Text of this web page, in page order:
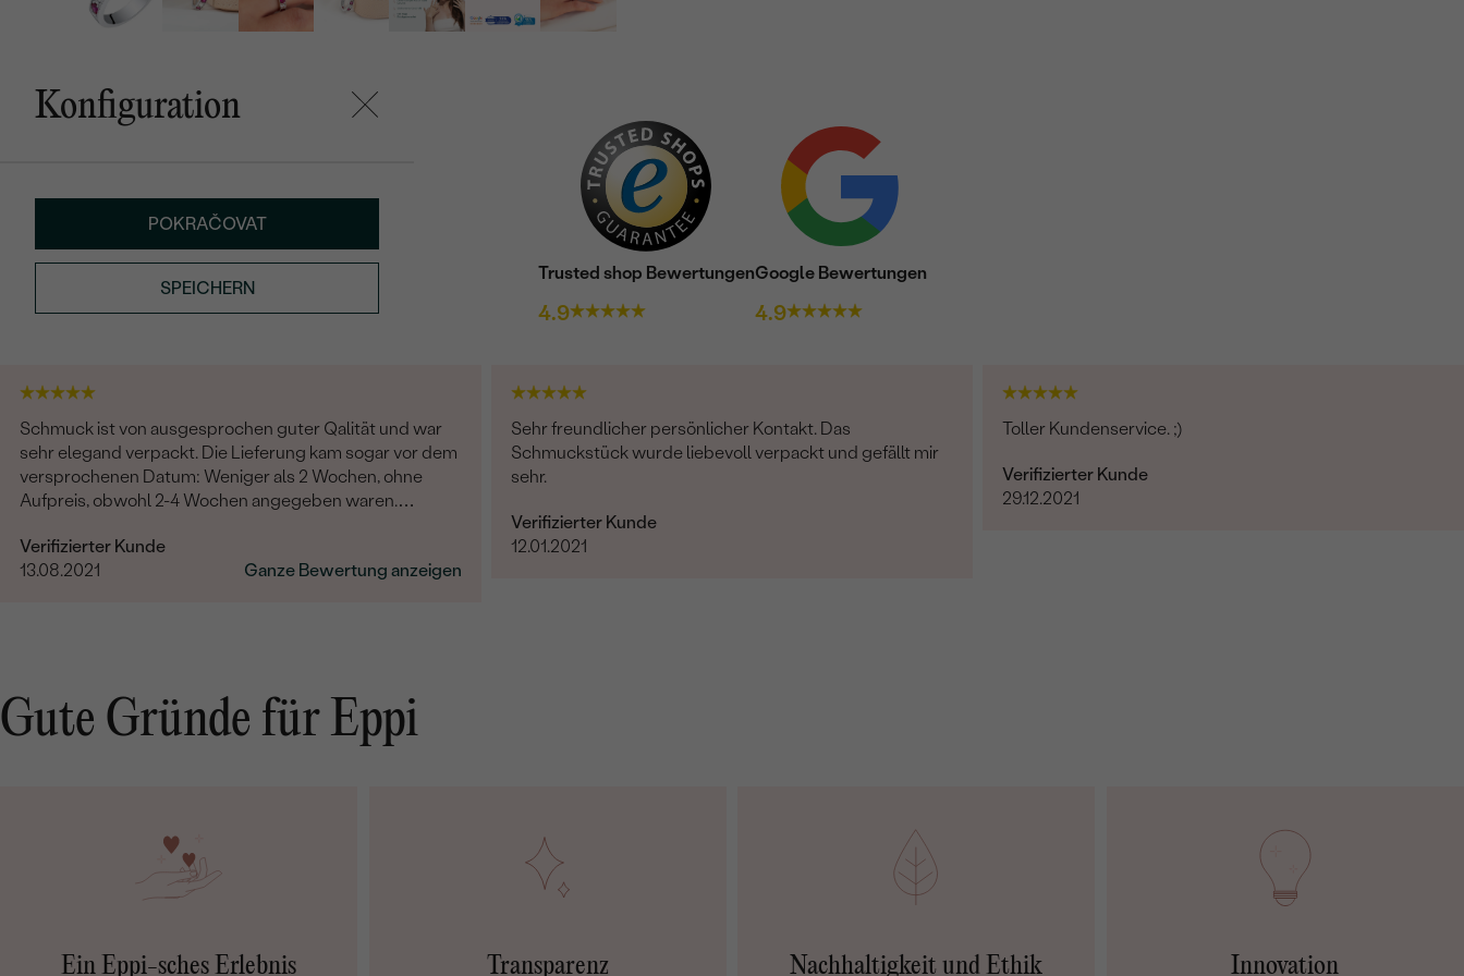
Konfiguration
POKRAČOVAT
SPEICHERN
Trusted shop Bewertungen
4.9
Google Bewertungen
4.9
Schmuck ist von ausgesprochen guter Qalität und war
sehr elegand verpackt. Die Lieferung kam sogar vor dem
versprochenen Datum: Weniger als 2 Wochen, ohne
Aufpreis, obwohl 2-4 Wochen angegeben waren.
sympathischen Kundenservice bestätigt. Wir werden in
Zukunft wieder bestellen. Vielen Dank!
Verifizierter Kunde
13.08.2021
Ganze Bewertung anzeigen
Sehr freundlicher persönlicher Kontakt. Das
Schmuckstück wurde liebevoll verpackt und gefällt mir
sehr.
Verifizierter Kunde
12.01.2021
Toller Kundenservice. ;)
Verifizierter Kunde
29.12.2021
Gute Gründe für Eppi
Ein Eppi-sches Erlebnis Transparenz Nachhaltigkeit und Ethik Innovation